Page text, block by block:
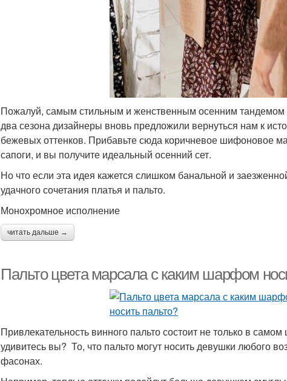
Пожалуй, самым стильным и женственным осенним тандемом
два сезона дизайнеры вновь предложили вернуться нам к
бежевых оттенков. Прибавьте сюда коричневое шифоновое
сапоги, и вы получите идеальный осенний сет.
Но что если эта идея кажется слишком банальной и
удачного сочетания платья и пальто.
Монохромное исполнение
читать дальше →
Пальто цвета марсала с каким шарфом
Привлекательность винного пальто состоит не только в
удивитесь вы? То, что пальто могут носить девушки любого
фасонах.